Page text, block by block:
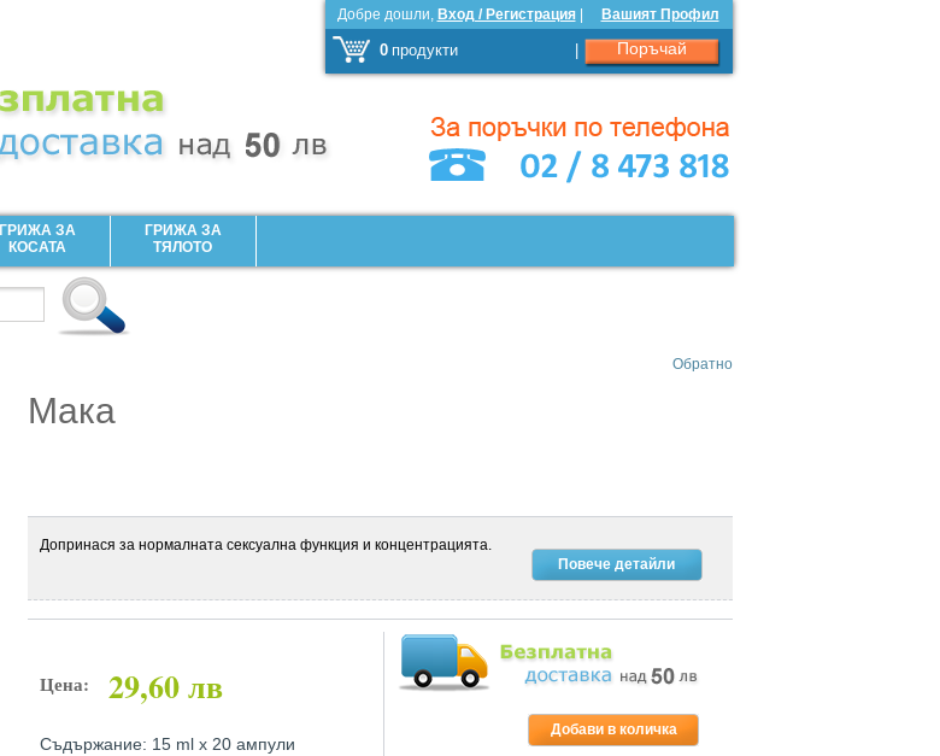
Добре дошли, Вход / Регистрация| Вашият Профил
0 продукти Поръчай
ГРИЖА ЗА
КОСАТА
ГРИЖА ЗА
ТЯЛОТО
Обратно
Мака
Допринася за нормалната сексуална функция и концентрацията.
Повече детайли
Цена: 29,60 лв
Съдържание: 15 ml х 20 ампули